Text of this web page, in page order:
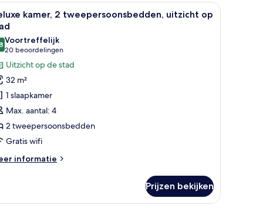
bed, een badkamer met spiegel en wastafel, en uitzicht op een
Een hotelkamer met twee bedden, een
8
kamer, 2 tweepersoonsbedden, uitzicht op
van 10
Voortreffelijk
20 beoordelingen
(20
beoordelingen)
Uitzicht op de stad
32 m²
1 slaapkamer
Max. aantal: 4
2 tweepersoonsbedden
Gratis wifi
informatie
Prijzen bekijken